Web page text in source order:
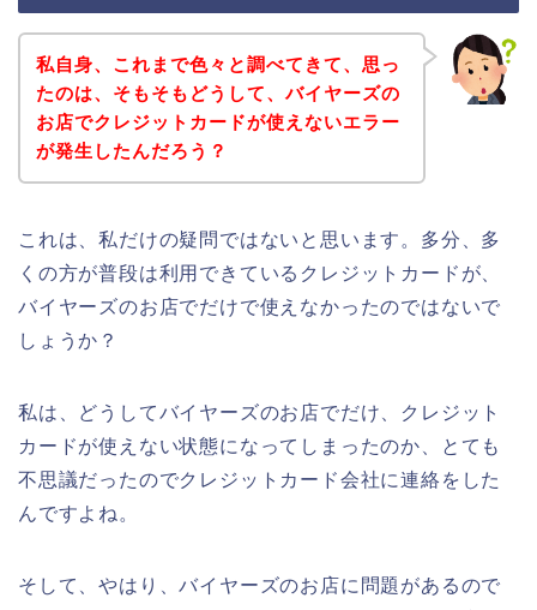
私自身、これまで色々と調べてきて、思っ
たのは、そもそもどうして、バイヤーズの
お店でクレジットカードが使えないエラー
が発生したんだろう？
これは、私だけの疑問ではないと思います。多分、多
くの方が普段は利用できているクレジットカードが、
バイヤーズのお店でだけで使えなかったのではないで
しょうか？
私は、どうしてバイヤーズのお店でだけ、クレジット
カードが使えない状態になってしまったのか、とても
不思議だったのでクレジットカード会社に連絡をした
んですよね。
そして、やはり、バイヤーズのお店に問題があるので